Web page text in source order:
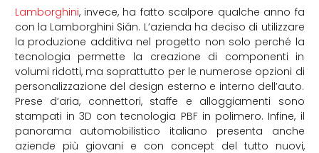
Lamborghini, invece, ha fatto scalpore qualche anno fa
con la Lamborghini Sián. L’azienda ha deciso di utilizzare
la produzione additiva nel progetto non solo perché la
tecnologia permette la creazione di componenti in
volumi ridotti, ma soprattutto per le numerose opzioni di
personalizzazione del design esterno e interno dell’auto.
Prese d’aria, connettori, staffe e alloggiamenti sono
stampati in 3D con tecnologia PBF in polimero. Infine, il
panorama automobilistico italiano presenta anche
aziende più giovani e con concept del tutto nuovi,